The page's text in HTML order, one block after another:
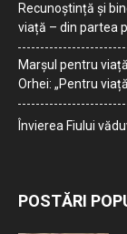
Recunoștință și
viață – din partea
Marșul pentru
Orhei: „Pentru
Învierea Fiului
POSTĂRI